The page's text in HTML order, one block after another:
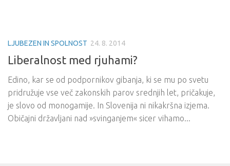
LJUBEZEN IN SPOLNOST 24. 8. 2014
Liberalnost med rjuhami?
Edino, kar se od podpornikov gibanja, ki se mu po svetu
pridružuje vse več zakonskih parov srednjih let, pričakuje,
je slovo od monogamije. In Slovenija ni nikakršna izjema.
Običajni državljani nad »svinganjem« sicer vihamo...